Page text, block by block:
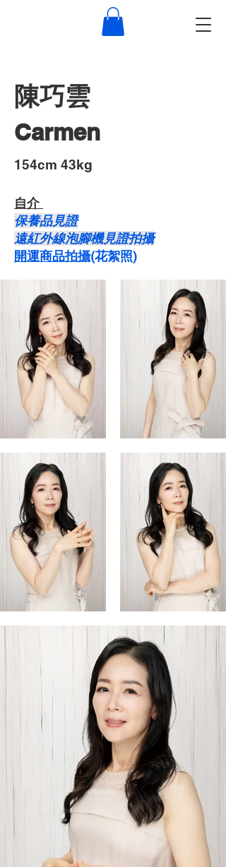
陳巧雲
Carmen
​154cm 43kg
自介 ​
保養品見證
遠紅外線泡腳機見證拍攝
開運商品拍攝​(花絮照)